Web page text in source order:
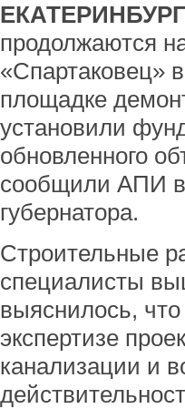
ЕКАТЕРИНБУРГ
продолжаются
«Спартаковец»
площадке
установили
обновленного
сообщили АПИ в
губернатора.
Строительные
специалисты
выяснилось,
экспертизе
канализации и